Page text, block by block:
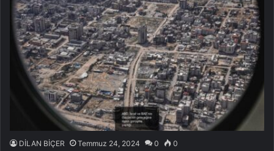
DİLAN BİÇER Temmuz 24, 2024 0 0